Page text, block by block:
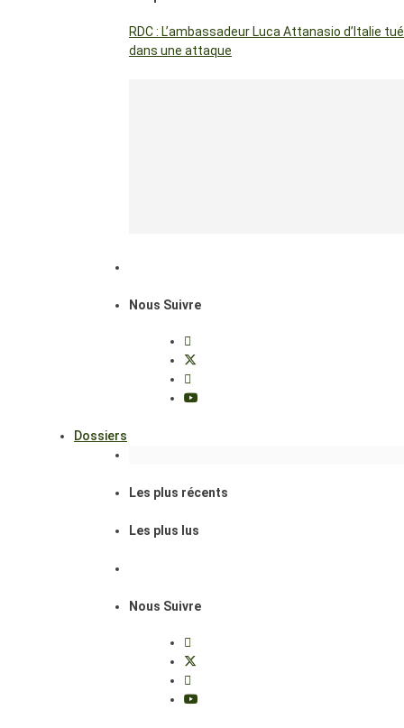
RDC : L’ambassadeur Luca Attanasio d’Italie tué
dans une attaque
Nous Suivre
Dossiers
Les plus récents
Les plus lus
Nous Suivre